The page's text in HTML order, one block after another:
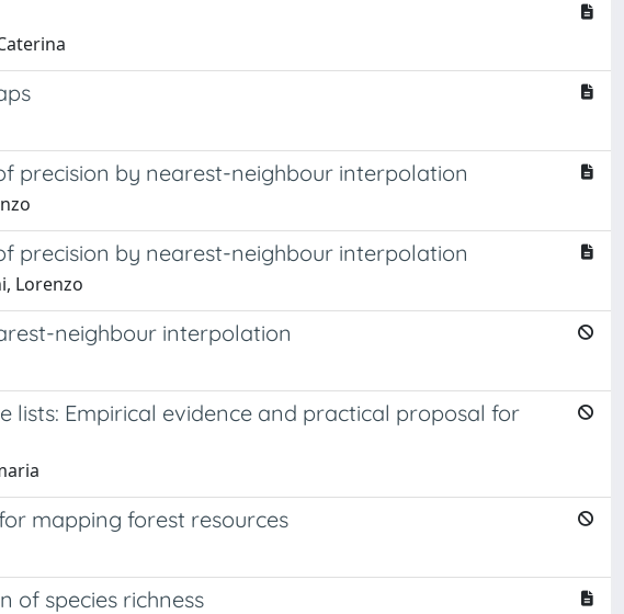
precision by nearest-neighbour interpolation
precision by nearest-neighbour interpolation
Lorenzo
neighbour interpolation
lists: Empirical evidence and practical proposal for
mapping forest resources
of species richness